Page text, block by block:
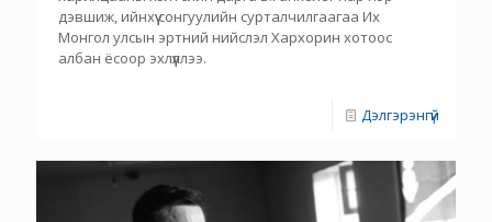
дэвшиж, ийнхүү сонгуулийн сурталчилгаагаа Их
Монгол улсын эртний нийслэл Хархорин хотоос
албан ёсоор эхлүүллээ.
Дэлгэрэнгүй